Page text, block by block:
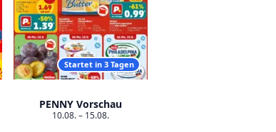
Startet in 3 Tagen
PENNY Vorschau
10.08. – 15.08.